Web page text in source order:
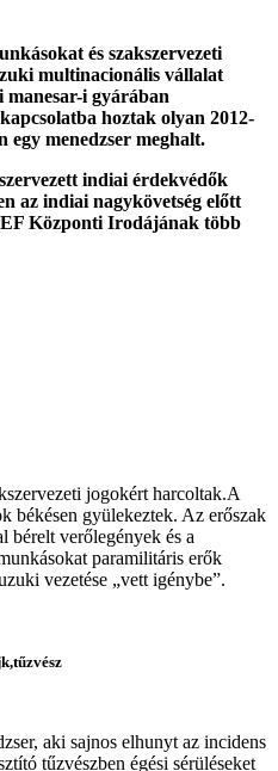
és szakszervezeti
multinacionális vállalat
i gyárában
hoztak olyan 2012-
egy menedzser meghalt.
indiai érdekvédők
az indiai nagykövetség előtt
Központi Irodájának több
jogokért harcoltak.A
békésen gyülekeztek. Az erőszak
bérelt verőlegények és a
paramilitáris erők
vezetése „vett igénybe”.
aki sajnos elhunyt az incidens
tűzvészben égési sérüléseket